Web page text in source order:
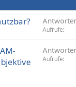
Aufrufe
Aufrufe